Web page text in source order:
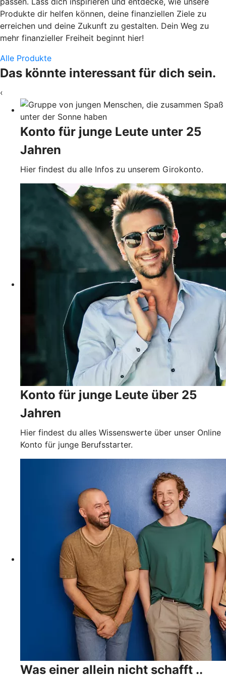
Produkte dir helfen können, deine finanziellen Ziele zu
erreichen und deine Zukunft zu gestalten. Dein Weg zu
mehr finanzieller Freiheit beginnt hier!
Alle Produkte
Das könnte interessant für dich sein.
‹
Konto für junge Leute unter 25
Jahren
Hier findest du alle Infos zu unserem Girokonto.
Konto für junge Leute über 25
Jahren
Hier findest du alles Wissenswerte über unser Online
Konto für junge Berufsstarter.
Was einer allein nicht schafft ..